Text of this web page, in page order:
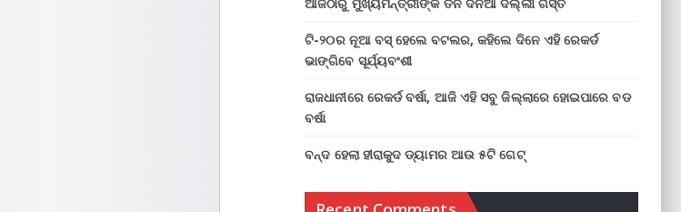
ଟି-୨୦ର ନୂଆ ବସ୍ ହେଲେ ବଟଲର, କହିଲେ ଦିନେ ଏହି ରେକର୍ଡ
ଭାଙ୍ଗିବେ ସୂର୍ଯ୍ୟବଂଶୀ
ରାଜଧାନୀରେ ରେକର୍ଡ ବର୍ଷା, ଆଜି ଏହି ସବୁ ଜିଲ୍ଲାରେ ହୋଇପାରେ ବଡ
ବର୍ଷା
ବନ୍ଦ ହେଲା ହୀରାକୁଦ ଡ୍ୟାମର ଆଉ ୫ଟି ଗେଟ୍